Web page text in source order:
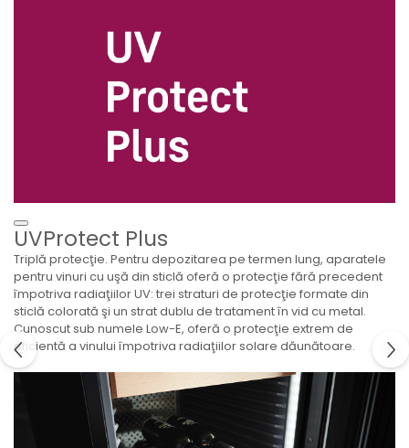
UVProtect Plus
Triplă protecţie. Pentru depozitarea pe termen lung, aparatele
pentru vinuri cu uşă din sticlă oferă o protecţie fără precedent
împotriva radiaţiilor UV: trei straturi de protecţie formate din
sticlă colorată şi un strat dublu de tratament în vid cu metal.
Cunoscut sub numele Low-E, oferă o protecţie extrem de
eficientă a vinului împotriva radiaţiilor solare dăunătoare.